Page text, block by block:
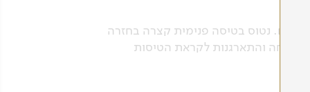
הקסום. נטוס בטיסה פנימית קצרה בחזרה
למנוחה והתארגנות לקראת הטיסות